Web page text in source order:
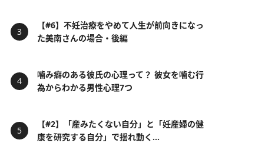
【#6】不妊治療をやめて人生が前向きになっ
た美南さんの場合・後編
噛み癖のある彼氏の心理って？ 彼女を噛む行
為からわかる男性心理7つ
【#2】「産みたくない自分」と「妊産婦の健
康を研究する自分」で揺れ動く...